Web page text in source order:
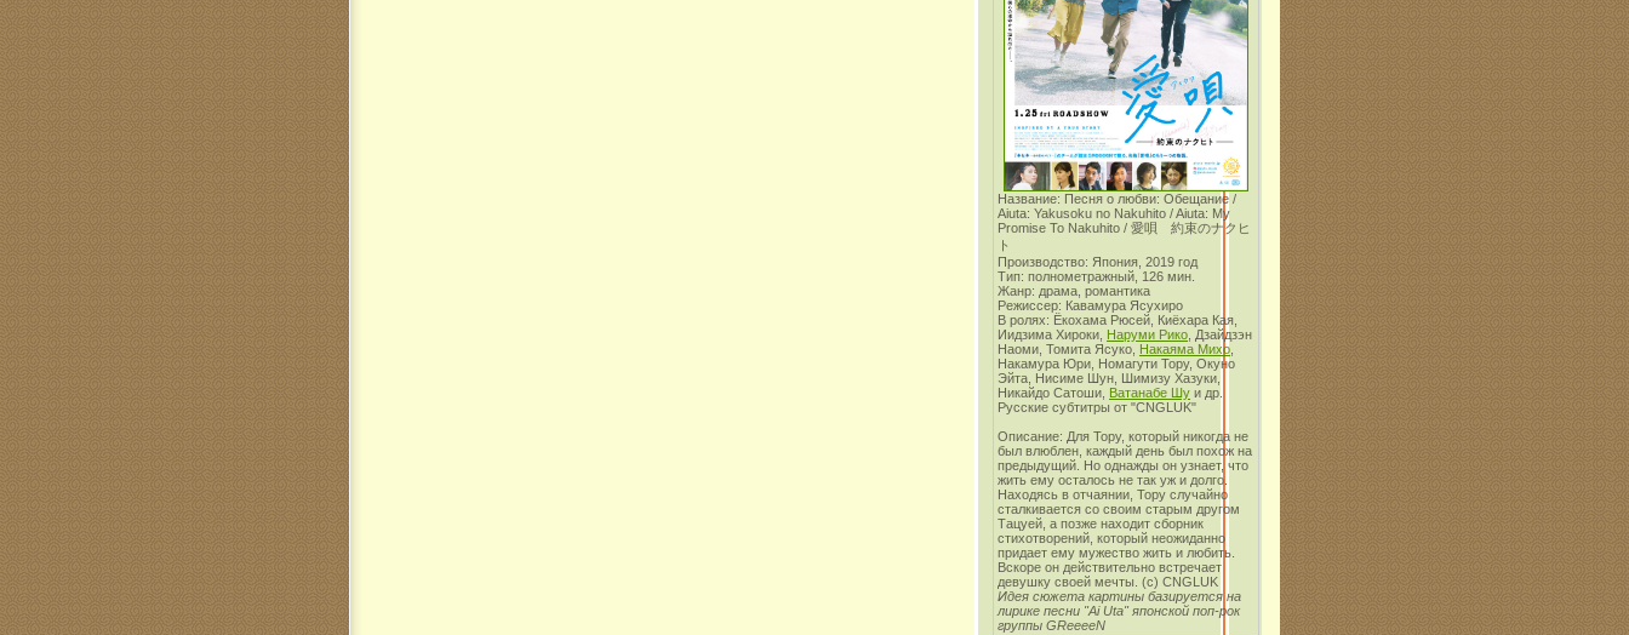
Название: Песня о любви: Обещание /
Aiuta: Yakusoku no Nakuhito / Aiuta: My
Promise To Nakuhito / 愛唄 約束のナクヒ
ト
Производство: Япония, 2019 год
Тип: полнометражный, 126 мин.
Жанр: драма, романтика
Режиссер: Кавамура Ясухиро
В ролях: Ёкохама Рюсей, Киёхара Кая,
Иидзима Хироки, Наруми Рико, Дзайдзэн
Наоми, Томита Ясуко, Накаяма Михо,
Накамура Юри, Номагути Тору, Окуно
Эйта, Нисиме Шун, Шимизу Хазуки,
Никайдо Сатоши, Ватанабе Шу и др.
Русские субтитры от "CNGLUK"
Описание: Для Тору, который никогда не
был влюблен, каждый день был похож на
предыдущий. Но однажды он узнает, что
жить ему осталось не так уж и долго.
Находясь в отчаянии, Тору случайно
сталкивается со своим старым другом
Тацуей, а позже находит сборник
стихотворений, который неожиданно
придает ему мужество жить и любить.
Вскоре он действительно встречает
девушку своей мечты. (с) CNGLUK
Идея сюжета картины базируется на
лирике песни "Ai Uta" японской поп-рок
группы GReeeeN